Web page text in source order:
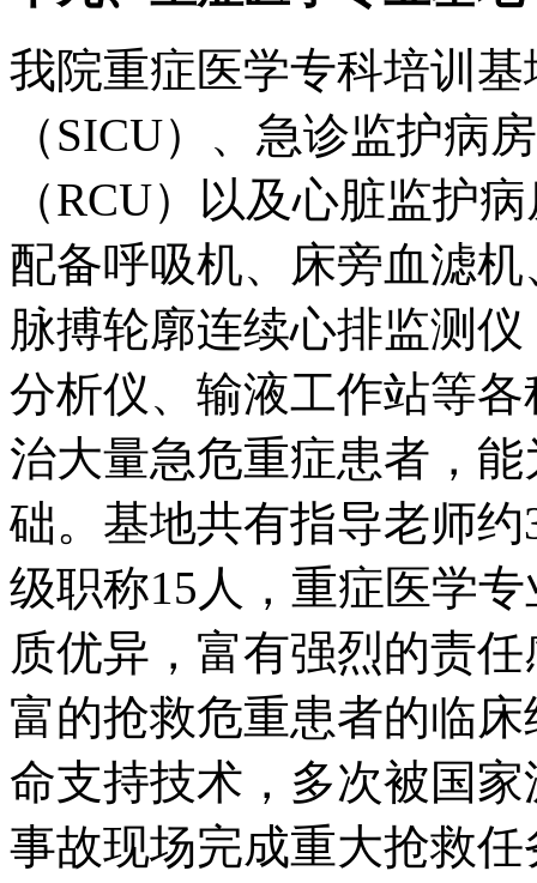
我院重症医学专科培训
（SICU）、急诊监护病
（RCU）以及心脏监护
配备呼吸机、床旁血滤
脉搏轮廓连续心排监测
分析仪、输液工作站等
治大量急危重症患者，
础。基地共有指导老师
级职称15人，重症医学
质优异，富有强烈的责
富的抢救危重患者的临
命支持技术，多次被国
事故现场完成重大抢救